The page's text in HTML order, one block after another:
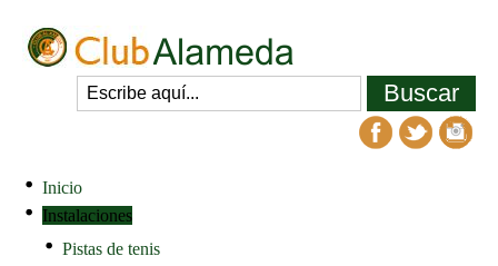
Inicio
Instalaciones
Pistas de tenis